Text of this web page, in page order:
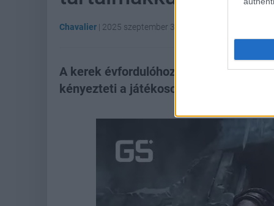
Chavalier | 2025 szeptember 3. 08:23
A kerek évfordulóhoz illően a
kényezteti a játékosokat.